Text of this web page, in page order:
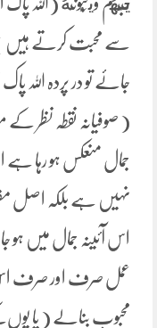
سے محبت کرتے ہیں )
جائے تو در پردہ اللہ پاک
( صوفیانہ نقطہ نظر
جمال منعکس ہو رہا ہے
نہیں ہے بلکہ اصل
اس آئینہ جمال میں ہو
عمل صرف اور صرف اس
محبوب بنالے ( یا